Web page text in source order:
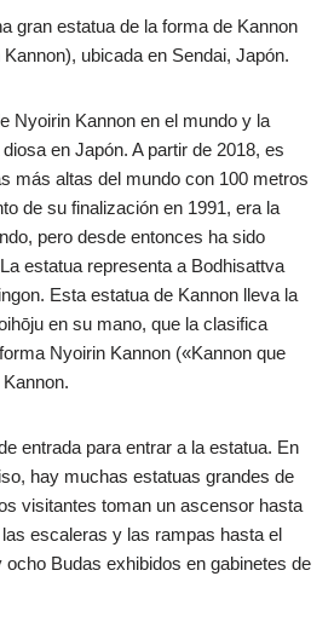
gran estatua de la forma de Kannon
ubicada en Sendai, Japón.
Nyoirin Kannon en el mundo y la
en Japón. A partir de 2018, es
más altas del mundo con 100 metros
de su finalización en 1991, era la
pero desde entonces ha sido
estatua representa a Bodhisattva
Esta estatua de Kannon lleva la
en su mano, que la clasifica
Nyoirin Kannon («Kannon que
entrada para entrar a la estatua. En
hay muchas estatuas grandes de
visitantes toman un ascensor hasta
escaleras y las rampas hasta el
Budas exhibidos en gabinetes de